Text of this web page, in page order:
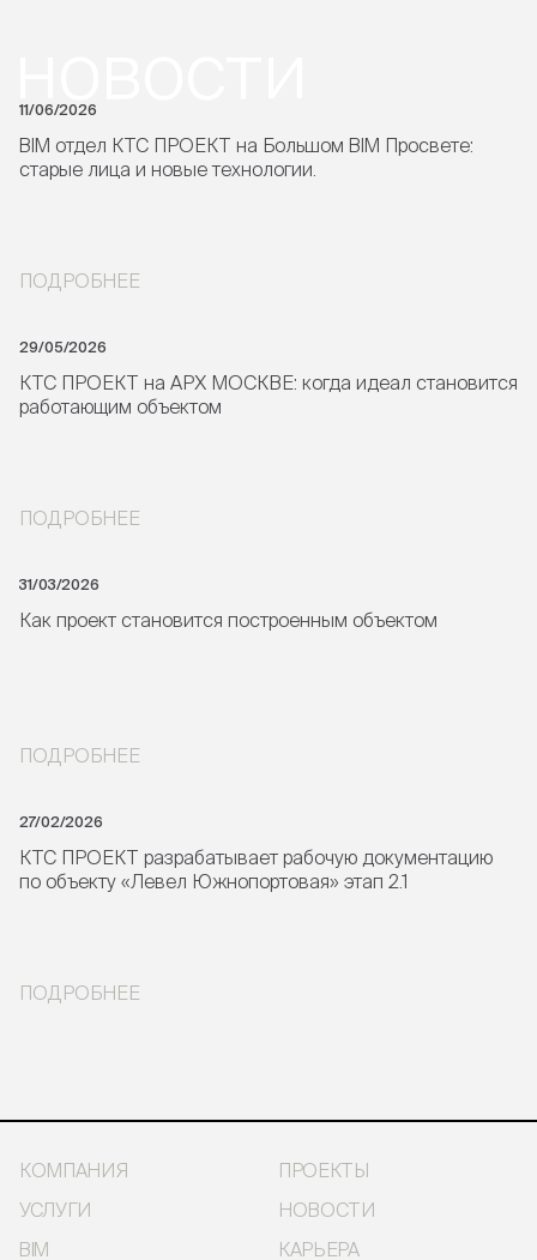
11/06/2026
BIM отдел КТС ПРОЕКТ на Большом BIM Просвете:
старые лица и новые технологии.
ПОДРОБНЕЕ
29/05/2026
КТС ПРОЕКТ на АРХ МОСКВЕ: когда идеал становится
работающим объектом
ПОДРОБНЕЕ
31/03/2026
Как проект становится построенным объектом
ПОДРОБНЕЕ
27/02/2026
КТС ПРОЕКТ разрабатывает рабочую документацию
по объекту «Левел Южнопортовая» этап 2.1
ПОДРОБНЕЕ
КОМПАНИЯ
ПРОЕКТЫ
УСЛУГИ
НОВОСТИ
BIM
КАРЬЕРА